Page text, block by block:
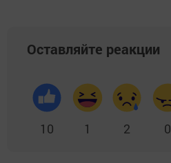
Оставляйте реакции
10 1 2 0